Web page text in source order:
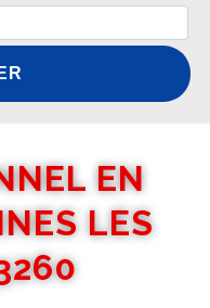
EN
LES